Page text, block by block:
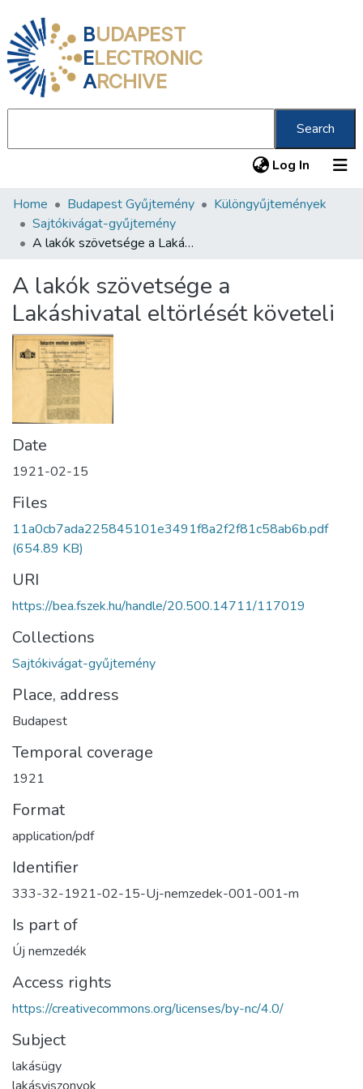
BUDAPEST
ELECTRONIC
ARCHIVE
Search
Log In (current)
Communities & Collections
All of DSpace
About us
Home Budapest Gyűjtemény
Különgyűjtemények
Sajtókivágat-gyűjtemény
A lakók szövetsége a Lakáshivatal eltörlését követeli
A lakók szövetsége a
Lakáshivatal eltörlését követeli
Date
1921-02-15
Files
11a0cb7ada225845101e3491f8a2f2f81c58ab6b.pdf
(654.89 KB)
URI
https://bea.fszek.hu/handle/20.500.14711/117019
Collections
Sajtókivágat-gyűjtemény
Place, address
Budapest
Temporal coverage
1921
Format
application/pdf
Identifier
333-32-1921-02-15-Uj-nemzedek-001-001-m
Is part of
Új nemzedék
Access rights
https://creativecommons.org/licenses/by-nc/4.0/
Subject
lakásügy